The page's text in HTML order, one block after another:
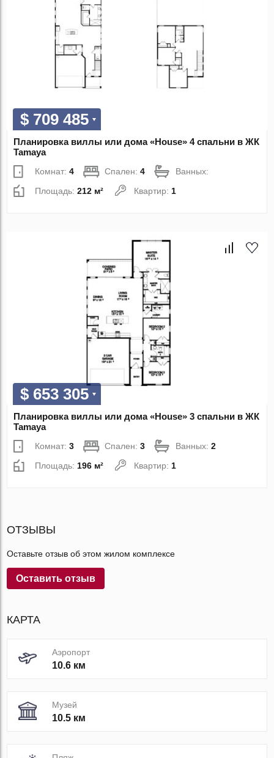
$ 709 485
Планировка виллы или дома «House» 4 спальни в ЖК
Tamaya
Комнат:4 Спален:4
Ванных:
Площадь:212 м² Квартир: 1
$ 653 305
Планировка виллы или дома «House» 3 спальни в ЖК
Tamaya
Комнат:3 Спален:3 Ванных:2
Площадь:196 м² Квартир:1
ОТЗЫВЫ
Оставьте отзыв об этом жилом комплексе
Оставить отзыв
КАРТА
Аэропорт
10.6 км
Музей
10.5 км